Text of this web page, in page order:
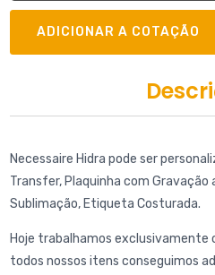
ADICIONAR A COTAÇÃO
Necessaire Hidra pode ser
Transfer, Plaquinha com Gravação
Sublimação, Etiqueta Costurada.
Hoje trabalhamos exclusivamente
todos nossos itens conseguimos